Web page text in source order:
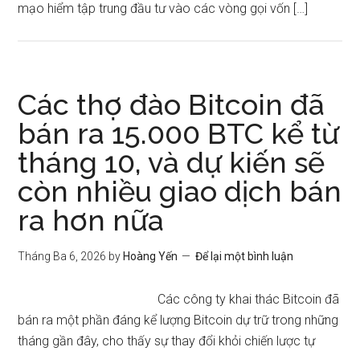
mạo hiểm tập trung đầu tư vào các vòng gọi vốn […]
Các thợ đào Bitcoin đã
bán ra 15.000 BTC kể từ
tháng 10, và dự kiến ​​sẽ
còn nhiều giao dịch bán
ra hơn nữa
Tháng Ba 6, 2026 by Hoàng Yến Để lại một bình luận
Các công ty khai thác Bitcoin đã
bán ra một phần đáng kể lượng Bitcoin dự trữ trong những
tháng gần đây, cho thấy sự thay đổi khỏi chiến lược tự